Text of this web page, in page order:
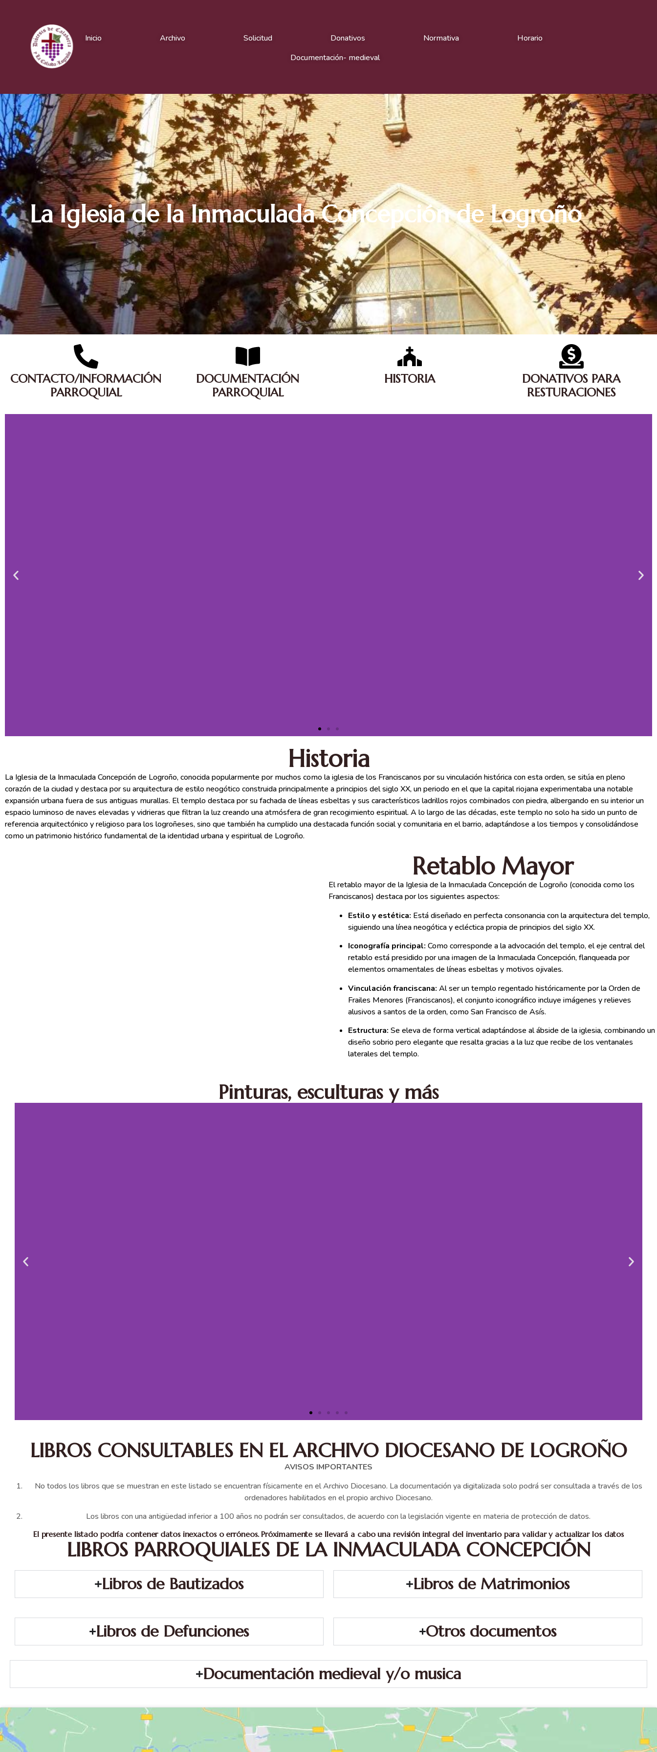
Inicio Archivo Solicitud Donativos Normativa
Horario
Documentación- medieval
La Iglesia de la Inmaculada Concepción de Logroño
CONTACTO/INFORMACIÓN
PARROQUIAL
DOCUMENTACIÓN
PARROQUIAL
HISTORIA
DONATIVOS PARA
RESTURACIONES
Historia
La Iglesia de la Inmaculada Concepción de Logroño, conocida popularmente por muchos como la iglesia de los Franciscanos por su vinculación histórica con esta orden, se sitúa en pleno
corazón de la ciudad y destaca por su arquitectura de estilo neogótico construida principalmente a principios del siglo XX, un periodo en el que la capital riojana experimentaba una notable
expansión urbana fuera de sus antiguas murallas. El templo destaca por su fachada de líneas esbeltas y sus característicos ladrillos rojos combinados con piedra, albergando en su interior un
espacio luminoso de naves elevadas y vidrieras que filtran la luz creando una atmósfera de gran recogimiento espiritual. A lo largo de las décadas, este templo no solo ha sido un punto de
referencia arquitectónico y religioso para los logroñeses, sino que también ha cumplido una destacada función social y comunitaria en el barrio, adaptándose a los tiempos y consolidándose
como un patrimonio histórico fundamental de la identidad urbana y espiritual de Logroño.
Retablo Mayor
El retablo mayor de la Iglesia de la Inmaculada Concepción de Logroño (conocida como los
Franciscanos) destaca por los siguientes aspectos:
Estilo y estética: Está diseñado en perfecta consonancia con la arquitectura del templo,
siguiendo una línea neogótica y ecléctica propia de principios del siglo XX.
Iconografía principal: Como corresponde a la advocación del templo, el eje central del
retablo está presidido por una imagen de la Inmaculada Concepción, flanqueada por
elementos ornamentales de líneas esbeltas y motivos ojivales.
Vinculación franciscana: Al ser un templo regentado históricamente por la Orden de
Frailes Menores (Franciscanos), el conjunto iconográfico incluye imágenes y relieves
alusivos a santos de la orden, como San Francisco de Asís.
Estructura: Se eleva de forma vertical adaptándose al ábside de la iglesia, combinando un
diseño sobrio pero elegante que resalta gracias a la luz que recibe de los ventanales
laterales del templo.
Pinturas, esculturas y más
LIBROS CONSULTABLES EN EL ARCHIVO DIOCESANO DE LOGROÑO
AVISOS IMPORTANTES
No todos los libros que se muestran en este listado se encuentran físicamente en el Archivo Diocesano. La documentación ya digitalizada solo podrá ser consultada a través de los
ordenadores habilitados en el propio archivo Diocesano.
Los libros con una antigüedad inferior a 100 años no podrán ser consultados, de acuerdo con la legislación vigente en materia de protección de datos.
El presente listado podría contener datos inexactos o erróneos. Próximamente se llevará a cabo una revisión integral del inventario para validar y actualizar los datos
LIBROS PARROQUIALES DE LA INMACULADA CONCEPCIÓN
Libros de Bautizados Libros de Matrimonios
Libros de Defunciones Otros documentos
Documentación medieval y/o musica